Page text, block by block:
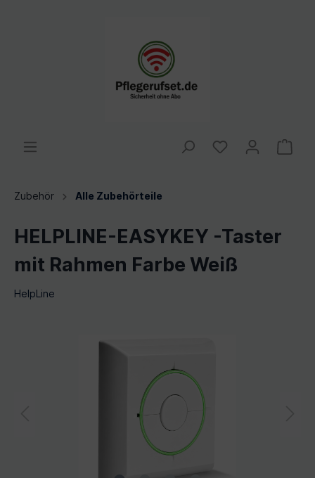
Zubehör Alle Zubehörteile
HELPLINE-EASYKEY -Taster
mit Rahmen Farbe Weiß
HelpLine